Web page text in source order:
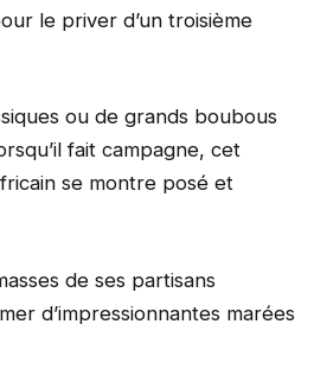
le priver d’un troisième
ou de grands boubous
fait campagne, cet
se montre posé et
de ses partisans
d’impressionnantes marées